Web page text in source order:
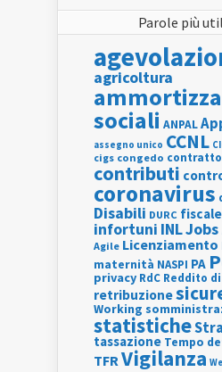
Parole più
agricoltura
sociali ANPAL
assegno unico CCNL
cigs congedo
contributi
coronavirus
Disabili DURC fiscale
infortuni INL
Agile Licenziamento
maternità NASPI PA
privacy RdC Reddito
retribuzione
Working
statistiche
tassazione Tempo
TFRVigilanza